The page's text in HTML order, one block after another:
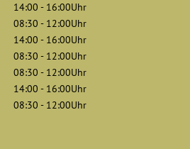
14:00 - 16:00Uhr
08:30 - 12:00Uhr
14:00 - 16:00Uhr
08:30 - 12:00Uhr
08:30 - 12:00Uhr
14:00 - 16:00Uhr
08:30 - 12:00Uhr